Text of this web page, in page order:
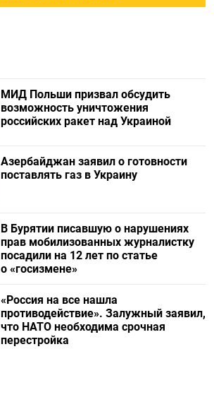
МИД Польши призвал обсудить
возможность уничтожения
российских ракет над Украиной
Азербайджан заявил о готовности
поставлять газ в Украину
В Бурятии писавшую о нарушениях
прав мобилизованных журналистку
посадили на 12 лет по статье
о «госизмене»
«Россия на все нашла
противодействие». Залужный заявил,
что НАТО необходима срочная
перестройка